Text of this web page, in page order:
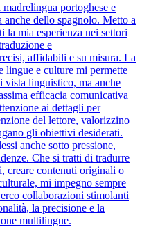
portoghese e
anche dello spagnolo. Metto a
la mia esperienza nei settori
e
affidabili e su misura. La
lingue e culture mi permette
vista linguistico, ma anche
efficacia comunicativa
ai dettagli per
del lettore, valorizzino
gli obiettivi desiderati.
anche sotto pressione,
Che si tratti di tradurre
creare contenuti originali o
mi impegno sempre
collaborazioni stimolanti
la precisione e la
multilingue.